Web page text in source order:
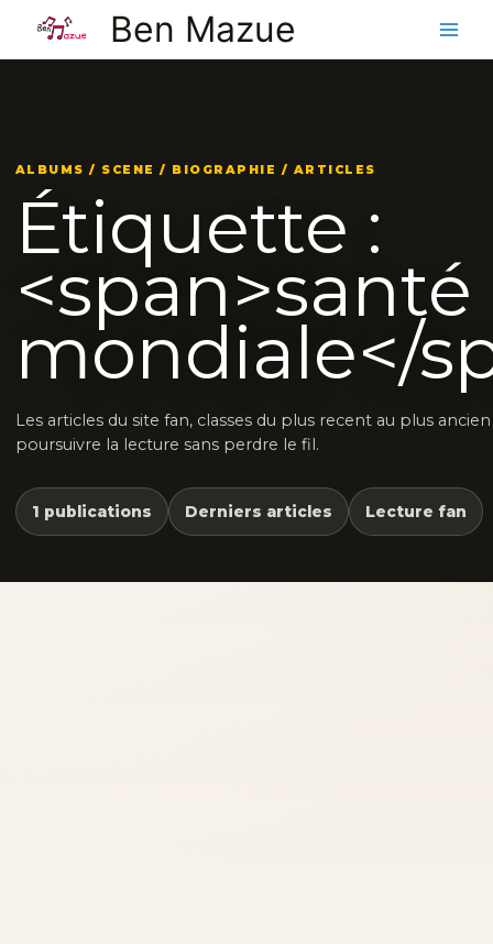
contenu
Ben Mazue
ALBUMS / SCENE / BIOGRAPHIE / ARTICLES
Étiquette :
<span>santé
mondiale</
Les articles du site fan, classes du plus recent au plus
poursuivre la lecture sans perdre le fil.
1 publications Derniers articles Lecture fan